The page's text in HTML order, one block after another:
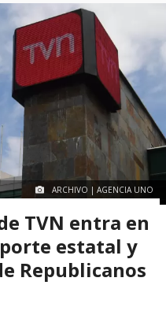
ARCHIVO | AGENCIA UNO
TVN entra en
estatal y
Republicanos